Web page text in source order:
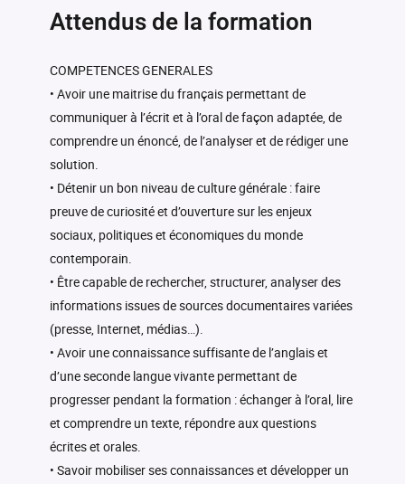
Attendus de la formation
COMPETENCES GENERALES
• Avoir une maitrise du français permettant de
communiquer à l’écrit et à l’oral de façon adaptée, de
comprendre un énoncé, de l’analyser et de rédiger une
solution.
• Détenir un bon niveau de culture générale : faire
preuve de curiosité et d’ouverture sur les enjeux
sociaux, politiques et économiques du monde
contemporain.
• Être capable de rechercher, structurer, analyser des
informations issues de sources documentaires variées
(presse, Internet, médias…).
• Avoir une connaissance suffisante de l’anglais et
d’une seconde langue vivante permettant de
progresser pendant la formation : échanger à l’oral, lire
et comprendre un texte, répondre aux questions
écrites et orales.
• Savoir mobiliser ses connaissances et développer un